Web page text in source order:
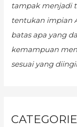
tampak menjadi
tentukan impian
batas apa yang
kemampuan
sesuai yang